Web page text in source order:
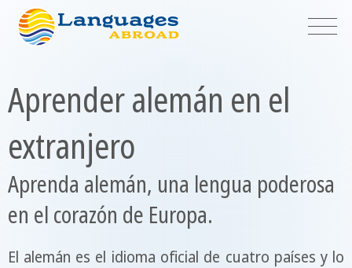
Aprender alemán en el
extranjero
Aprenda alemán, una lengua poderosa
en el corazón de Europa.
El alemán es el idioma oficial de cuatro países y lo